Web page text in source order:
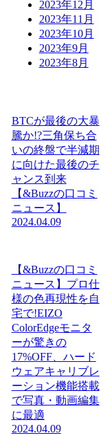
2023年12月
2023年11月
2023年10月
2023年9月
2023年8月
BTCが最後の大暴
騰か!?三角保ち合
いの終盤で半減期
に向けた最後のチ
ャンス到来
【&Buzzの口コミ
ニュース】
2024.04.09
【&Buzzの口コミ
ニュース】プロ仕
様の色再現性を自
宅で!EIZO
ColorEdgeモニタ
ーが驚きの
17%OFF、ハード
ウェアキャリブレ
ーション機能搭載
で写真・動画編集
に最適
2024.04.09